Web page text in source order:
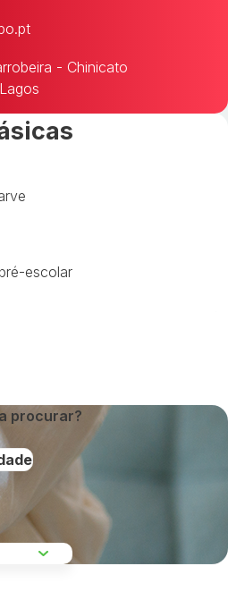
- Chinicato
escolar
procurar?